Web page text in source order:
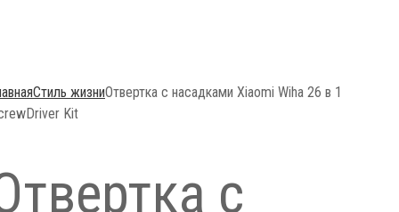
Стиль жизниОтвертка с насадками Xiaomi Wiha 26 в 1
Kit